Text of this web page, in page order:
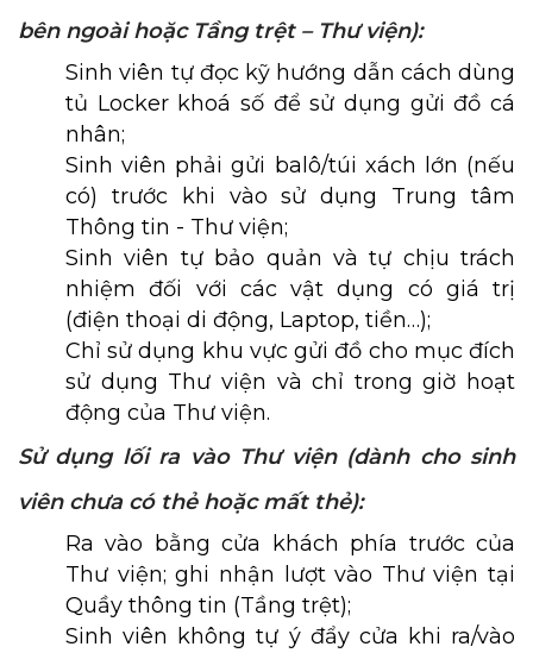
bên ngoài hoặc Tầng trệt – Thư viện):
Sinh viên tự đọc kỹ hướng dẫn cách dùng
tủ Locker khoá số để sử dụng gửi đồ cá
nhân;
Sinh viên phải gửi balô/túi xách lớn (nếu
có) trước khi vào sử dụng Trung tâm
Thông tin - Thư viện;
Sinh viên tự bảo quản và tự chịu trách
nhiệm đối với các vật dụng có giá trị
(điện thoại di động, Laptop, tiền…);
Chỉ sử dụng khu vực gửi đồ cho mục đích
sử dụng Thư viện và chỉ trong giờ hoạt
động của Thư viện.
Sử dụng lối ra vào Thư viện (dành cho sinh
viên chưa có thẻ hoặc mất thẻ):
Ra vào bằng cửa khách phía trước của
Thư viện; ghi nhận lượt vào Thư viện tại
Quầy thông tin (Tầng trệt);
Sinh viên không tự ý đẩy cửa khi ra/vào